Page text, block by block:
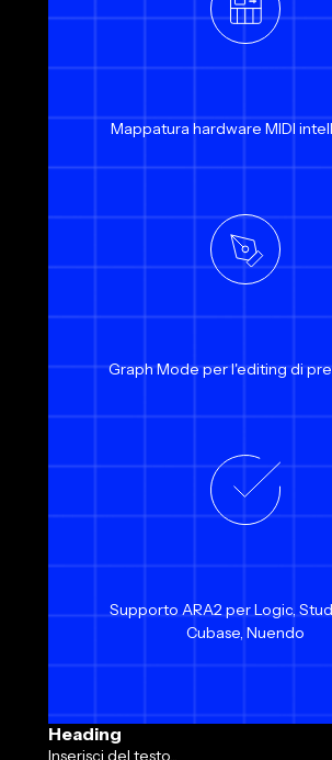
Mappatura hardware MIDI
Graph Mode per l'editing di
Supporto ARA2 per Logic,
Cubase, Nuendo
Heading